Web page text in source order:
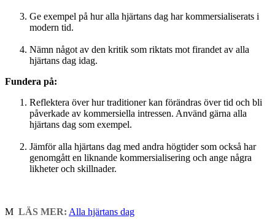
Ge exempel på hur alla hjärtans dag har kommersialiserats i
modern tid.
Nämn något av den kritik som riktats mot firandet av alla
hjärtans dag idag.
Fundera på:
Reflektera över hur traditioner kan förändras över tid och bli
påverkade av kommersiella intressen. Använd gärna alla
hjärtans dag som exempel.
Jämför alla hjärtans dag med andra högtider som också har
genomgått en liknande kommersialisering och ange några
likheter och skillnader.
M LÄS MER: Alla hjärtans dag